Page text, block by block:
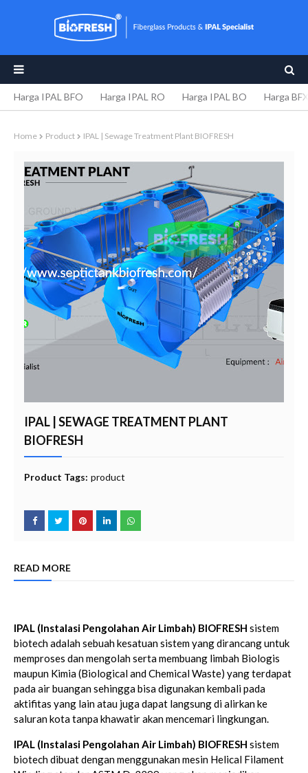
Harga IPAL BFO Harga IPAL RO Harga IPAL BO Harga BFX
Home Product IPAL | Sewage Treatment Plant BIOFRESH
IPAL | SEWAGE TREATMENT PLANT
BIOFRESH
Product Tags: product
READ MORE
IPAL (Instalasi Pengolahan Air Limbah) BIOFRESH sistem
biotech adalah sebuah kesatuan sistem yang dirancang untuk
memproses dan mengolah serta membuang limbah Biologis
maupun Kimia (Biological and Chemical Waste) yang terdapat
pada air buangan sehingga bisa digunakan kembali pada
aktifitas yang lain atau juga dapat langsung di alirkan ke
saluran kota tanpa khawatir akan mencemari lingkungan.
IPAL (Instalasi Pengolahan Air Limbah) BIOFRESH sistem
biotech dibuat dengan menggunakan mesin Helical Filament